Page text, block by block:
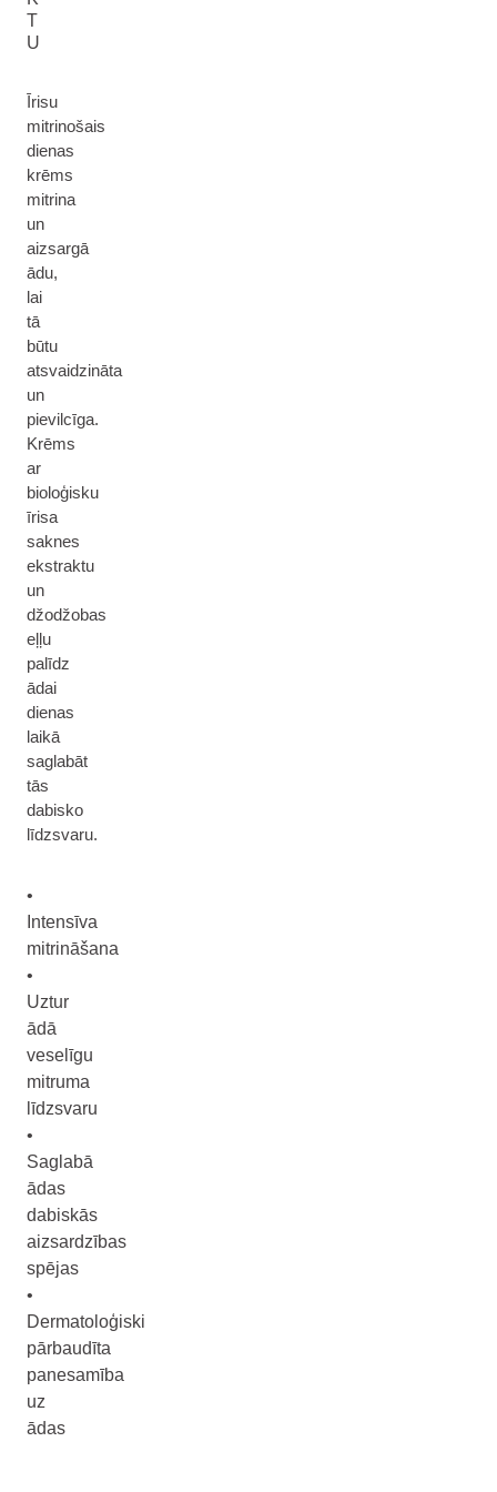
T
U
Īrisu
mitrinošais
dienas
krēms
mitrina
un
aizsargā
ādu,
lai
tā
būtu
atsvaidzināta
un
pievilcīga.
Krēms
ar
bioloģisku
īrisa
saknes
ekstraktu
un
džodžobas
eļļu
palīdz
ādai
dienas
laikā
saglabāt
tās
dabisko
līdzsvaru.
•
Intensīva
mitrināšana
•
Uztur
ādā
veselīgu
mitruma
līdzsvaru
•
Saglabā
ādas
dabiskās
aizsardzības
spējas
•
Dermatoloģiski
pārbaudīta
panesamība
uz
ādas